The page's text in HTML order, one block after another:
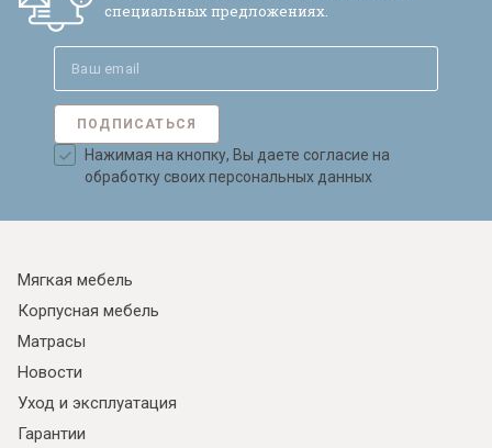
специальных предложениях.
ПОДПИСАТЬСЯ
Нажимая на кнопку, Вы даете согласие на
обработку своих персональных данных
Мягкая мебель
Корпусная мебель
Матрасы
Новости
Уход и эксплуатация
Гарантии